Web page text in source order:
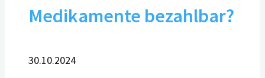
Medikamente bezahlbar?
30.10.2024